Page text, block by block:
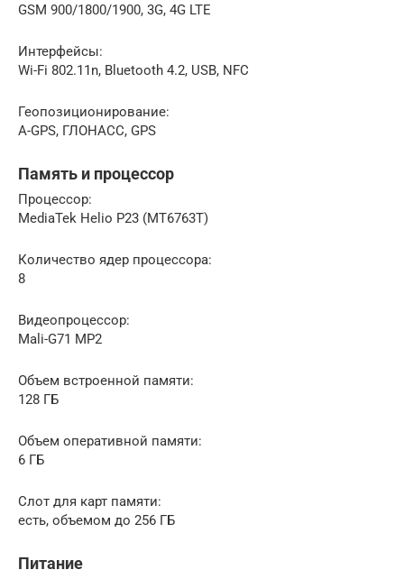
GSM 900/1800/1900, 3G, 4G LTE
Интерфейсы:
Wi-Fi 802.11n, Bluetooth 4.2, USB, NFC
Геопозиционирование:
A-GPS, ГЛОНАСС, GPS
Память и процессор
Процессор:
MediaTek Helio P23 (MT6763T)
Количество ядер процессора:
8
Видеопроцессор:
Mali-G71 MP2
Объем встроенной памяти:
128 ГБ
Объем оперативной памяти:
6 ГБ
Слот для карт памяти:
есть, объемом до 256 ГБ
Питание